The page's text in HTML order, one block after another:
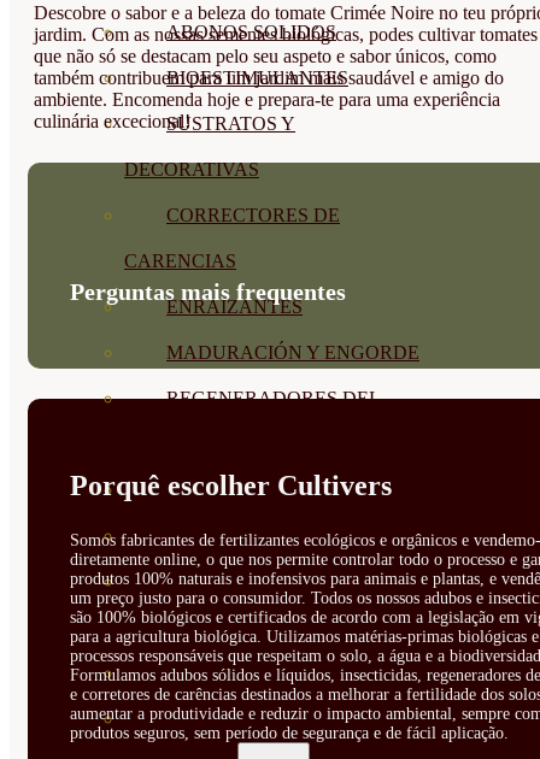
ABONOS SOLIDOS
BIOESTIMULANTES
SUSTRATOS Y
DECORATIVAS
CORRECTORES DE
CARENCIAS
ENRAIZANTES
MADURACIÓN Y ENGORDE
REGENERADORES DEL
ÁCIDOS HÚMICOS
MATERIAS PRIMAS
PROTECCIÓN CULTIVOS Y
PLANTAS
PLANTAS INTERIOR
GROWPUNCH
Descobre o sabor e a beleza do tomate Crimée Noire no teu
jardim. Com as nossas sementes biológicas, podes cultivar tomates
que não só se destacam pelo seu aspeto e sabor únicos, como
também contribuem para um jardim mais saudável e amigo do
ambiente. Encomenda hoje e prepara-te para uma experiência
culinária excecional!
Perguntas mais frequentes
Porquê escolher Cultivers
Somos fabricantes de fertilizantes ecológicos e orgânicos e
diretamente online, o que nos permite controlar todo o processo e
produtos 100% naturais e inofensivos para animais e plantas, e
um preço justo para o consumidor. Todos os nossos adubos e
são 100% biológicos e certificados de acordo com a legislação em
para a agricultura biológica. Utilizamos matérias-primas biológicas e
processos responsáveis que respeitam o solo, a água e a
Formulamos adubos sólidos e líquidos, insecticidas, regeneradores
e corretores de carências destinados a melhorar a fertilidade dos
aumentar a produtividade e reduzir o impacto ambiental, sempre
produtos seguros, sem período de segurança e de fácil aplicação.